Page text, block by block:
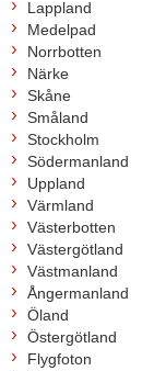
Lappland
Medelpad
Norrbotten
Närke
Skåne
Småland
Stockholm
Södermanland
Uppland
Värmland
Västerbotten
Västergötland
Västmanland
Ångermanland
Öland
Östergötland
Flygfoton